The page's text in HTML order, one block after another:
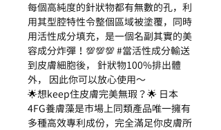
每個高純度的針狀物都有無數的孔，利
用其型腔特性令整個區域被塗覆，同時
用活性成分填充，是一個名副其實的美
容成分炸彈！💯💯💯 #當活性成分輸送
到皮膚細胞後， 針狀物100%排出體
外， 因此你可以放心使用～
🌟想keep住皮膚完美無瑕？🌟 日本
4FG養膚藻是市場上同類產品唯一擁有
多種高效專利成份，完全滿足你皮膚所